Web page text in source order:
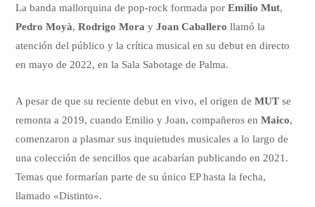
La banda mallorquina de pop-rock formada porEmilio Mut,
Pedro Moyà,Rodrigo Mora yJoan Caballero llamó la
atención del público y la crítica musical en su debut en directo
en mayo de 2022, en la Sala Sabotage de Palma.
A pesar de que su reciente debut en vivo, el origen deMUT se
remonta a 2019, cuando Emilio y Joan, compañeros enMaico,
comenzaron a plasmar sus inquietudes musicales a lo largo de
una colección de sencillos que acabarían publicando en 2021.
Temas que formarían parte de su único EP hasta la fecha,
llamado «Distinto».